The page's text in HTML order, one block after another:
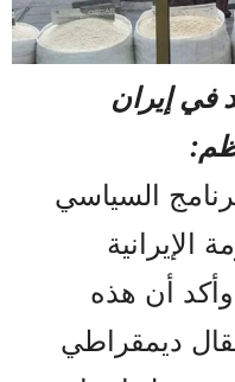
في إيران
السياسي
الإيرانية
أن هذه
ديمقراطي